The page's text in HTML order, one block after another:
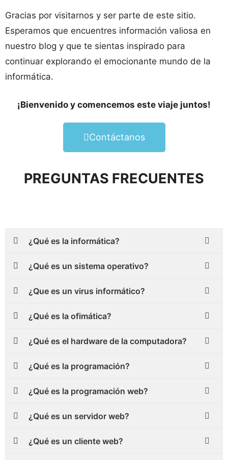
Gracias por visitarnos y ser parte de este sitio.
Esperamos que encuentres información valiosa en
nuestro blog y que te sientas inspirado para
continuar explorando el emocionante mundo de la
informática.
¡Bienvenido y comencemos este viaje juntos!
Contáctanos
PREGUNTAS FRECUENTES
¿Qué es la informática?
¿Qué es un sistema operativo?
¿Que es un virus informático?
¿Qué es la ofimática?
¿Qué es el hardware de la computadora?
¿Qué es la programación?
¿Qué es la programación web?
¿Qué es un servidor web?
¿Qué es un cliente web?